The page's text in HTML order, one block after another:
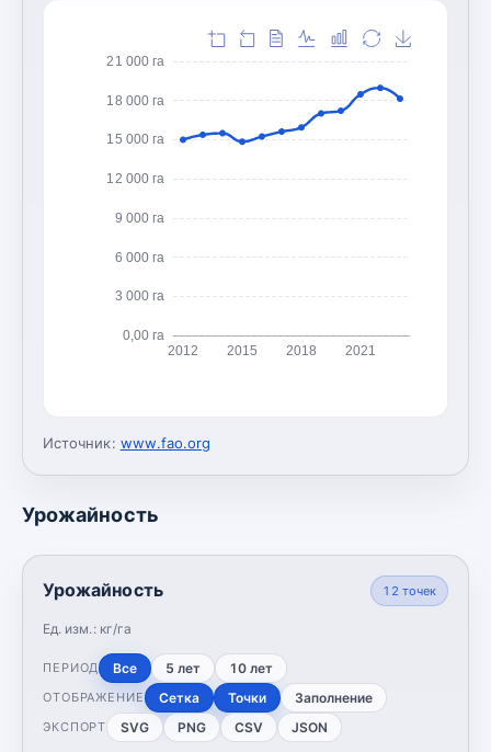
0,00 га
3 000 га
6 000 га
9 000 га
12 000 га
15 000 га
18 000 га
21 000 га
2012 2015 2018 2021
Источник: www.fao.org
Урожайность
Урожайность
Ед. изм.: кг/га
12 точек
ПЕРИОД Все 5 лет 10 лет
ОТОБРАЖЕНИЕ Сетка Точки Заполнение
ЭКСПОРТ SVG PNG CSV JSON